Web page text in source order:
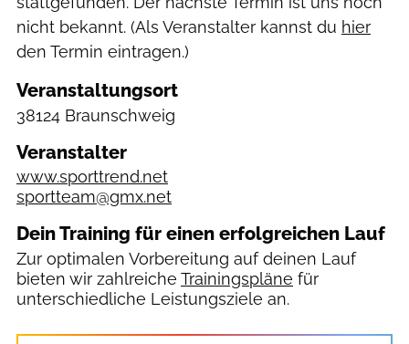
nicht bekannt. (Als Veranstalter kannst du hier
den Termin eintragen.)
Veranstaltungsort
38124 Braunschweig
Veranstalter
www.sporttrend.net
sportteam@gmx.net
Dein Training für einen erfolgreichen Lauf
Zur optimalen Vorbereitung auf deinen Lauf
bieten wir zahlreiche Trainingspläne für
unterschiedliche Leistungsziele an.